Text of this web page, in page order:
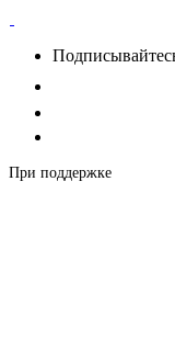
При поддержке